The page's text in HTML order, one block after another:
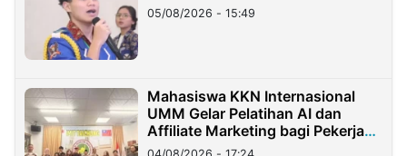
05/08/2026 - 15:49
Mahasiswa KKN Internasional
UMM Gelar Pelatihan AI dan
Affiliate Marketing bagi Pekerja
Migran Indonesia di Taiwan